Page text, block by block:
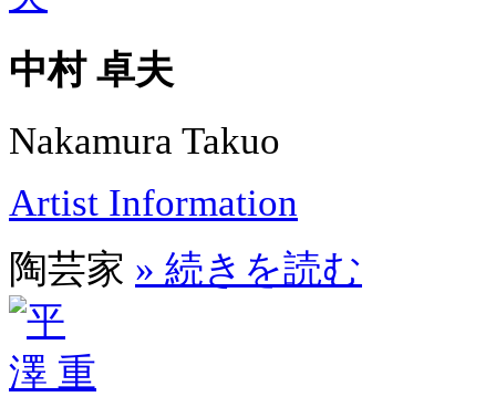
中村 卓夫
Nakamura Takuo
Artist Information
陶芸家 » 続きを読む